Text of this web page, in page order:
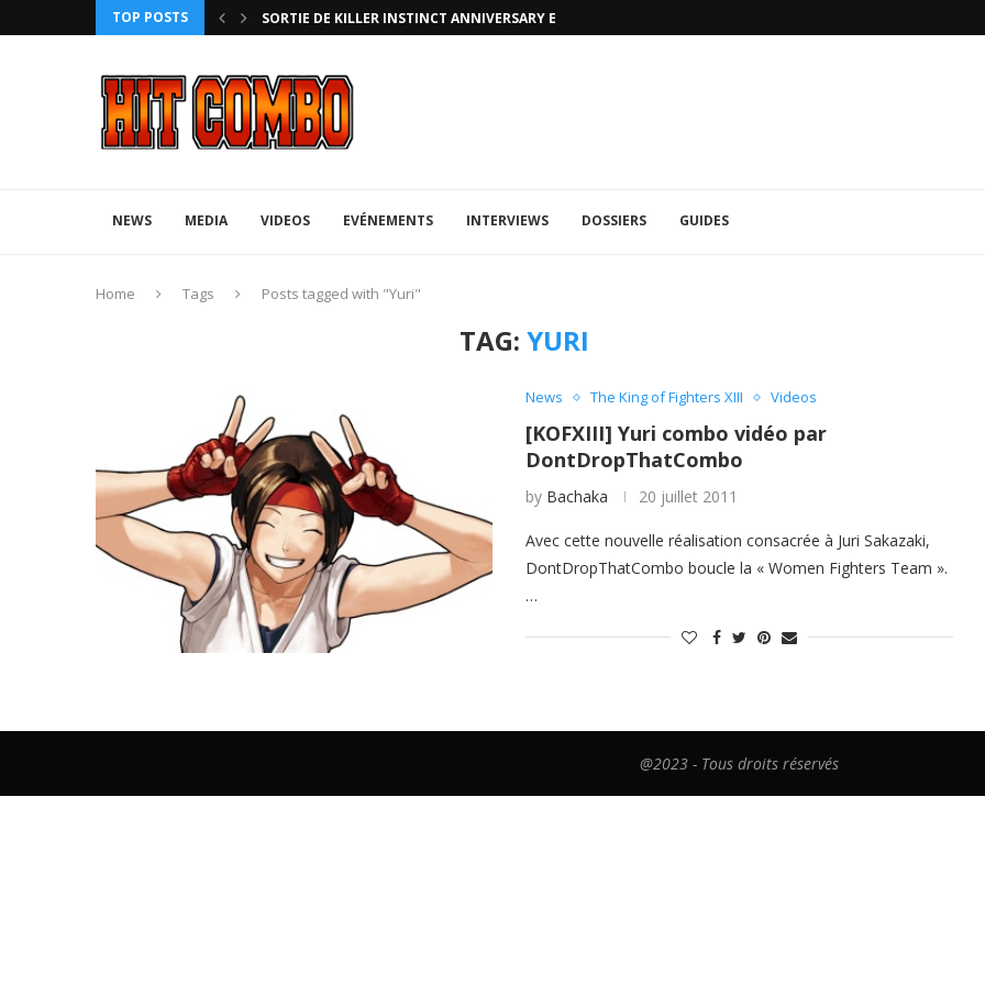
TOP POSTS
AVEC ROLLBACK... SORTIE DE KILLER INSTINCT ANNIVERSARY EDITION
NEWS MEDIA VIDEOS EVÉNEMENTS INTERVIEWS DOSSIERS GUIDES
Home Tags Posts tagged with "Yuri"
TAG: YURI
News The King of Fighters XIII Videos
[KOFXIII] Yuri combo vidéo par
DontDropThatCombo
by Bachaka 20 juillet 2011
Avec cette nouvelle réalisation consacrée à Juri Sakazaki,
DontDropThatCombo boucle la « Women Fighters Team ».
…
@2023 - Tous droits réservés